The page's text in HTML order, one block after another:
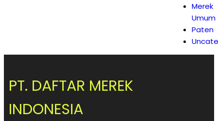
Merek
Umum
Paten
PT. DAFTAR MEREK
INDONESIA